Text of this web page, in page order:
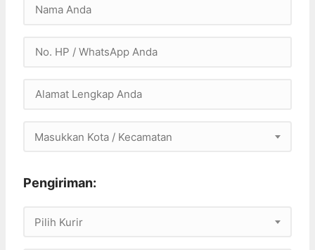
Masukkan Kota / Kecamatan
Pengiriman:
Pilih Kurir